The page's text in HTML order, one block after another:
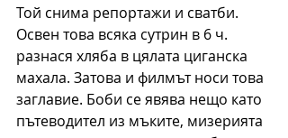
Той снима репортажи и сватби.
Освен това всяка сутрин в 6 ч.
разнася хляба в цялата циганска
махала. Затова и филмът носи това
заглавие. Боби се явява нещо като
пътеводител из мъките, мизерията